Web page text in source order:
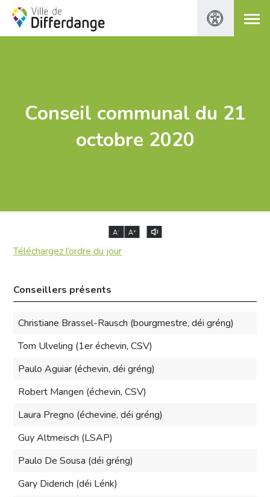
Conseil communal du 21
octobre 2020
A- A+
Téléchargez l’ordre du jour
Conseillers présents
Christiane Brassel-Rausch (bourgmestre, déi gréng)
Tom Ulveling (1er échevin, CSV)
Paulo Aguiar (échevin, déi gréng)
Robert Mangen (échevin, CSV)
Laura Pregno (échevine, déi gréng)
Guy Altmeisch (LSAP)
Paulo De Sousa (déi gréng)
Gary Diderich (déi Lénk)